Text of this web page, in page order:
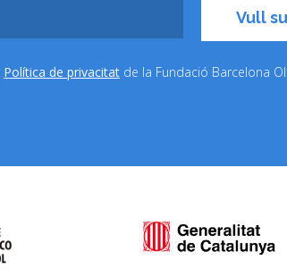
Política de privacitat de la Fundació Barcelona